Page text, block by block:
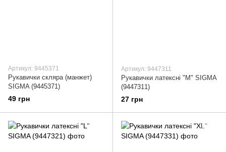
Артикул: 9445371
Рукавички скляра (манжет)
SIGMA (9445371)
49 грн
Артикул: 9447311
Рукавички латексні "M" SIGMA
(9447311)
27 грн